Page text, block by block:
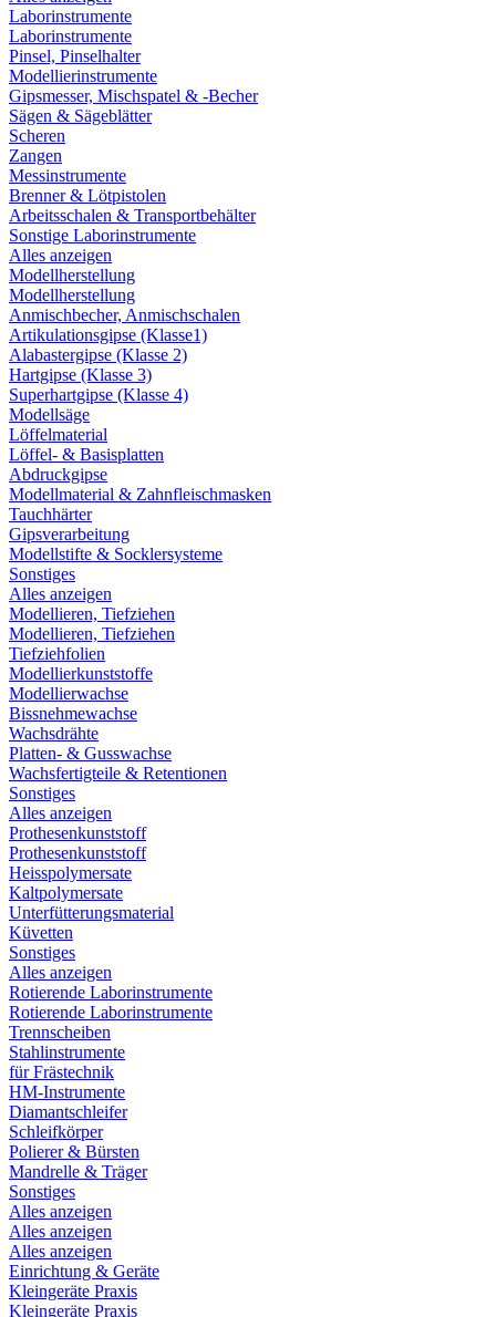
Laborinstrumente
Laborinstrumente
Pinsel, Pinselhalter
Modellierinstrumente
Gipsmesser, Mischspatel & -Becher
Sägen & Sägeblätter
Scheren
Zangen
Messinstrumente
Brenner & Lötpistolen
Arbeitsschalen & Transportbehälter
Sonstige Laborinstrumente
Alles anzeigen
Modellherstellung
Modellherstellung
Anmischbecher, Anmischschalen
Artikulationsgipse (Klasse1)
Alabastergipse (Klasse 2)
Hartgipse (Klasse 3)
Superhartgipse (Klasse 4)
Modellsäge
Löffelmaterial
Löffel- & Basisplatten
Abdruckgipse
Modellmaterial & Zahnfleischmasken
Tauchhärter
Gipsverarbeitung
Modellstifte & Socklersysteme
Sonstiges
Alles anzeigen
Modellieren, Tiefziehen
Modellieren, Tiefziehen
Tiefziehfolien
Modellierkunststoffe
Modellierwachse
Bissnehmewachse
Wachsdrähte
Platten- & Gusswachse
Wachsfertigteile & Retentionen
Sonstiges
Alles anzeigen
Prothesenkunststoff
Prothesenkunststoff
Heisspolymersate
Kaltpolymersate
Unterfütterungsmaterial
Küvetten
Sonstiges
Alles anzeigen
Rotierende Laborinstrumente
Rotierende Laborinstrumente
Trennscheiben
Stahlinstrumente
für Frästechnik
HM-Instrumente
Diamantschleifer
Schleifkörper
Polierer & Bürsten
Mandrelle & Träger
Sonstiges
Alles anzeigen
Alles anzeigen
Alles anzeigen
Einrichtung & Geräte
Kleingeräte Praxis
Kleingeräte Praxis